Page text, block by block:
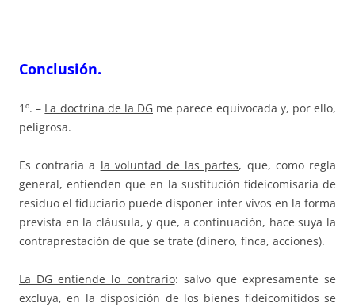
Conclusión.
1º. – La doctrina de la DG me parece equivocada y, por ello,
peligrosa.
Es contraria a la voluntad de las partes, que, como regla
general, entienden que en la sustitución fideicomisaria de
residuo el fiduciario puede disponer inter vivos en la forma
prevista en la cláusula, y que, a continuación, hace suya la
contraprestación de que se trate (dinero, finca, acciones).
La DG entiende lo contrario: salvo que expresamente se
excluya, en la disposición de los bienes fideicomitidos se